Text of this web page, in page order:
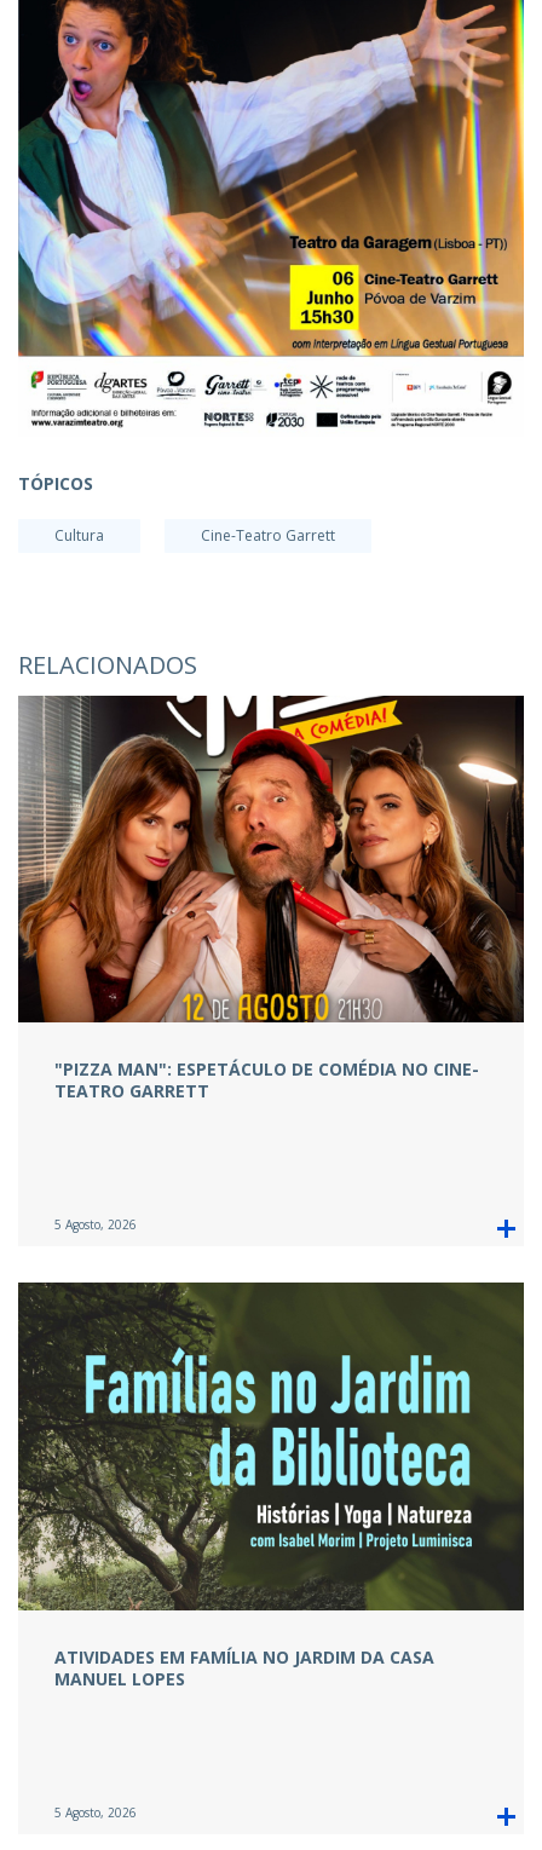
TÓPICOS
Cultura Cine-Teatro Garrett
RELACIONADOS
"PIZZA MAN": ESPETÁCULO DE COMÉDIA NO CINE-
TEATRO GARRETT
5 Agosto, 2026
ATIVIDADES EM FAMÍLIA NO JARDIM DA CASA
MANUEL LOPES
5 Agosto, 2026